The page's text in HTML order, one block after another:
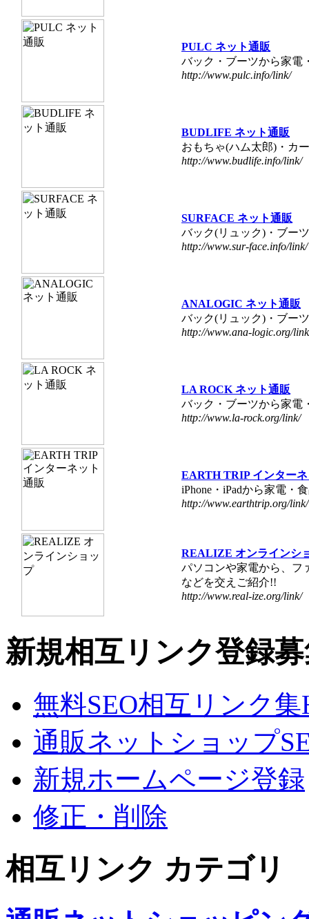
PULC ネット通販
バック・ブーツから家電
http://www.pulc.info/link/
BUDLIFE ネット通販
おもちゃ(ハム太郎)・カ
http://www.budlife.info/link/
SURFACE ネット通販
バック(リュック)・ブー
http://www.sur-face.info/link/
ANALOGIC ネット通販
バック(リュック)・ブー
http://www.ana-logic.org/
LA ROCK ネット通販
バック・ブーツから家電
http://www.la-rock.org/link/
EARTH TRIP インター
iPhone・iPadから家電・
http://www.earthtrip.org/link/
REALIZE オンラインシ
パソコンや家電から、フ
などを交えご紹介!!
http://www.real-ize.org/link/
新規相互リンク登録
無料SEO相互リンク集
通販ネットショップ
新規ホームページ登録
修正・削除
相互リンク カテゴリ